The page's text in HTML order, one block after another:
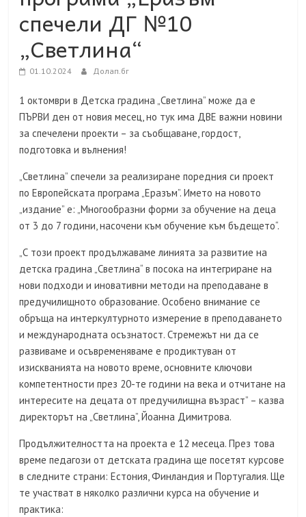
спечели ДГ №10
„Светлина“
01.10.2024 Долап.бг
1 октомври в Детска градина „Светлина” може да е
ПЪРВИ ден от новия месец, но тук има ДВЕ важни новини
за спечелени проекти – за съобщаване, гордост,
подготовка и вълнения!
„Светлина” спечели за реализиране поредния си проект
по Европейската програма „Еразъм”. Името на новото
„издание” е: „Многообразни форми за обучение на деца
от 3 до 7 години, насочени към обучение към бъдещето“.
„С този проект продължаваме линията за развитие на
детска градина „Светлина“ в посока на интегриране на
нови подходи и иновативни методи на преподаване в
предучилищното образование. Особено внимание се
обръща на интеркултурното измерение в преподаването
и международната осъзнатост. Стремежът ни да се
развиваме и осъвременяваме е продиктуван от
изискванията на новото време, основните ключови
компетентности през 20-те години на века и отчитане на
интересите на децата от предучилищна възраст” – казва
директорът на „Светлина”, Йоанна Димитрова.
Продължителността на проекта е 12 месеца. През това
време педагози от детската градина ще посетят курсове
в следните страни: Естония, Финландия и Португалия. Ще
те участват в няколко различни курса на обучение и
практика: